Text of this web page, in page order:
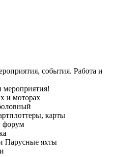
события. Работа и
и моторах
карты
форум
Парусные яхты